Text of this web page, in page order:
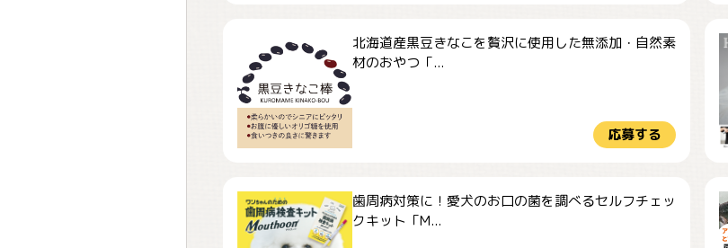
北海道産黒豆きなこを贅沢に使用した無添加・自然素
材のおやつ「...
応募する
歯周病対策に！愛犬のお口の菌を調べるセルフチェッ
クキット「M...